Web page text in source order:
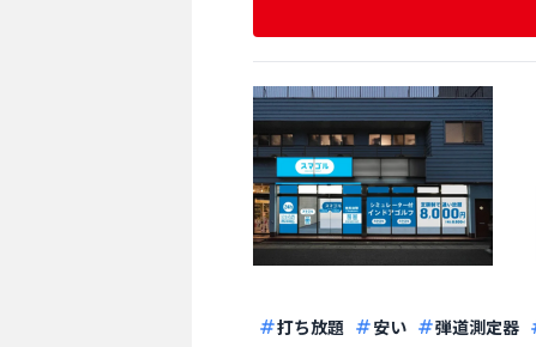
打ち放題
安い 弾道測定器